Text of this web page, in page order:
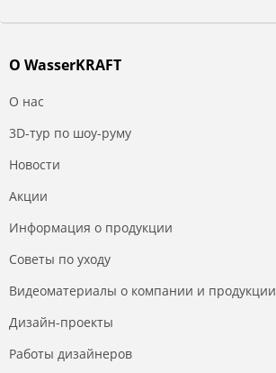
О WasserKRAFT
О нас
3D-тур по шоу-руму
Новости
Акции
Информация о продукции
Советы по уходу
Видеоматериалы о компании и продукции
Дизайн-проекты
Работы дизайнеров